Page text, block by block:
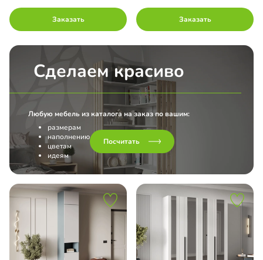
Заказать Заказать
Сделаем красиво
Любую мебель из каталога на заказ по вашим:
размерам
наполнению
цветам
идеям
Посчитать